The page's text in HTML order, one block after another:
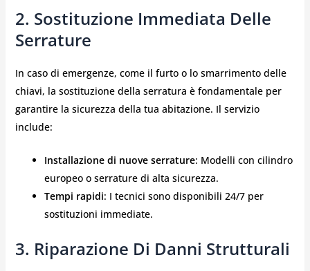
2. Sostituzione Immediata Delle
Serrature
In caso di emergenze, come il furto o lo smarrimento delle
chiavi, la sostituzione della serratura è fondamentale per
garantire la sicurezza della tua abitazione. Il servizio
include:
Installazione di nuove serrature: Modelli con cilindro
europeo o serrature di alta sicurezza.
Tempi rapidi: I tecnici sono disponibili 24/7 per
sostituzioni immediate.
3. Riparazione Di Danni Strutturali